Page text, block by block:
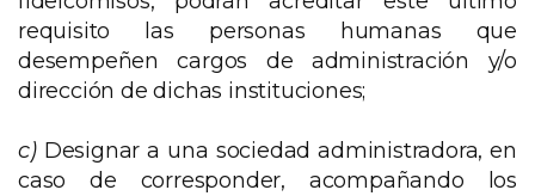
requisito las personas humanas que
desempeñen cargos de administración y/o
dirección de dichas instituciones;
c)Designar a una sociedad administradora, en
caso de corresponder, acompañando los